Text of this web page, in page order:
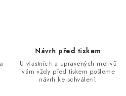
Návrh před tiskem
U vlastních a upravených motivů
vám vždy před tiskem pošleme
návrh ke schválení.